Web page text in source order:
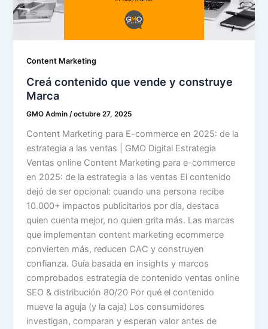
Content Marketing
Creá contenido que vende y construye
Marca
GMO Admin/octubre 27, 2025
Content Marketing para E-commerce en 2025: de la
estrategia a las ventas | GMO Digital Estrategia
Ventas online Content Marketing para e-commerce
en 2025: de la estrategia a las ventas El contenido
dejó de ser opcional: cuando una persona recibe
10.000+ impactos publicitarios por día, destaca
quien cuenta mejor, no quien grita más. Las marcas
que implementan content marketing ecommerce
convierten más, reducen CAC y construyen
confianza. Guía basada en insights y marcos
comprobados estrategia de contenido ventas online
SEO & distribución 80/20 Por qué el contenido
mueve la aguja (y la caja) Los consumidores
investigan, comparan y esperan valor antes de